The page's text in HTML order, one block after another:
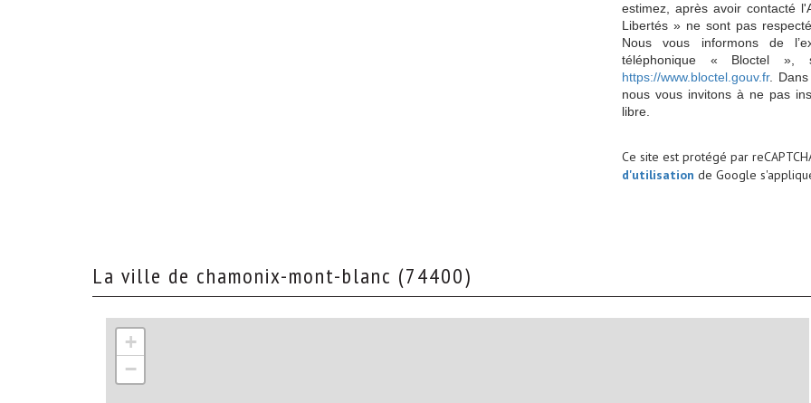
estimez, après avoir contacté
Libertés » ne sont pas
Nous vous informons de
téléphonique « Bloctel
https://www.bloctel.gouv.fr.
nous vous invitons à ne pas
libre.
Ce site est protégé par
d'utilisation de Google
la ville de chamonix-mont-blanc (74400)
+
−